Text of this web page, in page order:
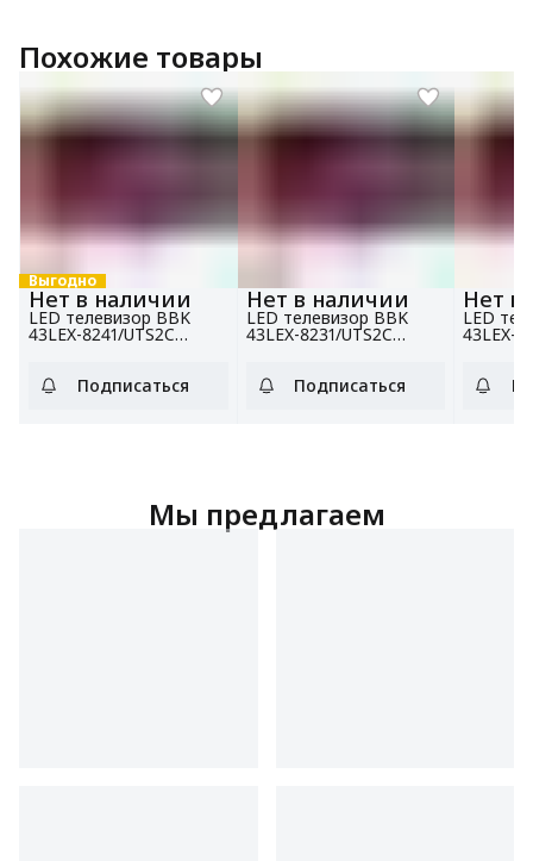
Похожие товары
Выгодно
Нет в наличии
LED телевизор BBK
43LEX-8241/UTS2C
Подписаться
Нет в наличии
LED телевизор BBK
43LEX-8231/UTS2C
Подписаться
Нет в
LED
43LEX-
Мы предлагаем